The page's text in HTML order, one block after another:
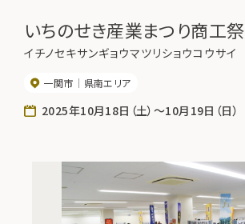
いちのせき産業まつり商工祭
イチノセキサンギョウマツリショウコウサイ
一関市 県南エリア
2025年10月18日（土）～10月19日（日）